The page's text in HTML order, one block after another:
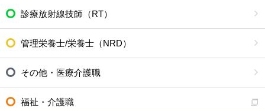
診療放射線技師（RT）
管理栄養士/栄養士（NRD）
その他・医療介護職
福祉・介護職